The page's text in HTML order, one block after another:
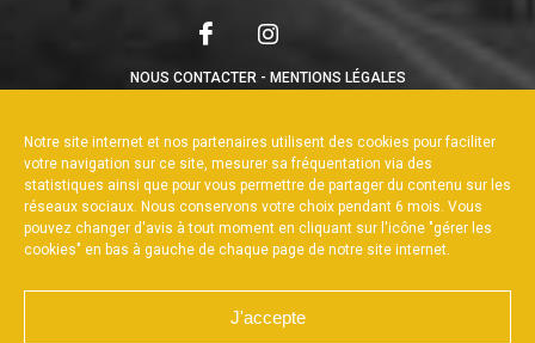
Notre site internet et nos partenaires utilisent des cookies pour faciliter
votre navigation sur ce site, mesurer sa fréquentation via des
statistiques ainsi que pour vous permettre de partager du contenu sur les
réseaux sociaux. Nous conservons votre choix pendant 6 mois. Vous
pouvez changer d'avis à tout moment en cliquant sur l'icône "gérer les
cookies" en bas à gauche de chaque page de notre site internet.
J'accepte
NOUS CONTACTER
MENTIONS LÉGALES
RÉALISÉ PAR L’AGENCE WEB A3WEB